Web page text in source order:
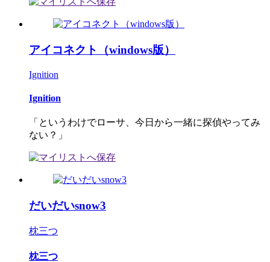
アイコネクト（windows版）
Ignition
Ignition
「というわけでローサ、今日から一緒に探偵やってみ
ない？」
だいだいsnow3
枕三つ
枕三つ